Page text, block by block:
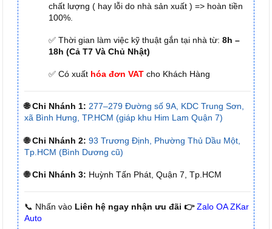
chất lượng ( hay lỗi do nhà sản xuất ) => hoàn tiền
100%.
✅ Thời gian làm việc kỹ thuật gắn tại nhà từ: 8h –
18h (Cả T7 Và Chủ Nhật)
✅ Có xuất hóa đơn VAT cho Khách Hàng
🌐 Chi Nhánh 1: 277–279 Đường số 9A, KDC Trung Sơn,
xã Bình Hưng, TP.HCM (giáp khu Him Lam Quận 7)
🌐 Chi Nhánh 2: 93 Trương Định, Phường Thủ Dầu Một,
Tp.HCM (Bình Dương cũ)
🌐 Chi Nhánh 3: Huỳnh Tấn Phát, Quận 7, Tp.HCM
📞 Nhấn vào Liên hệ ngay nhận ưu đãi 👉 Zalo OA ZKar
Auto